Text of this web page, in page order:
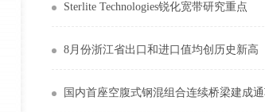
Sterlite Technologies锐化宽带研究重点
8月份浙江省出口和进口值均创历史新高
国内首座空腹式钢混组合连续桥梁建成